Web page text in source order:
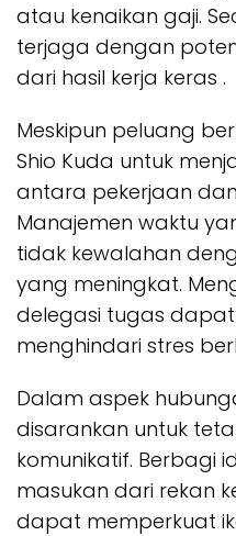
atau kenaikan gaji.
terjaga dengan
dari hasil kerja keras .
Meskipun peluang
Shio Kuda untuk
antara pekerjaan
Manajemen waktu
tidak kewalahan
yang meningkat.
delegasi tugas
menghindari stres
Dalam aspek
disarankan untuk
komunikatif. Berbagi
masukan dari rekan
dapat memperkuat